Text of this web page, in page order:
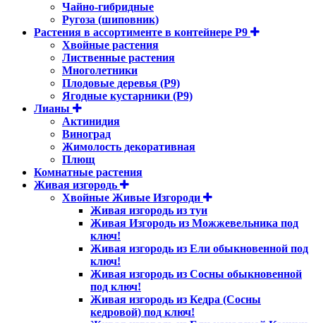
Чайно-гибридные
Ругоза (шиповник)
Растения в ассортименте в контейнере P9
Хвойные растения
Лиственные растения
Многолетники
Плодовые деревья (Р9)
Ягодные кустарники (Р9)
Лианы
Актинидия
Виноград
Жимолость декоративная
Плющ
Комнатные растения
Живая изгородь
Хвойные Живые Изгороди
Живая изгородь из туи
Живая Изгородь из Можжевельника под
ключ!
Живая изгородь из Ели обыкновенной под
ключ!
Живая изгородь из Сосны обыкновенной
под ключ!
Живая изгородь из Кедра (Сосны
кедровой) под ключ!